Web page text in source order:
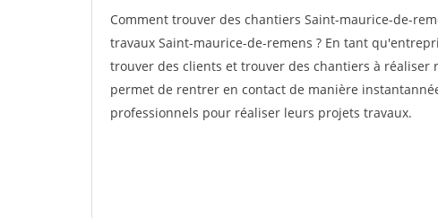
Comment trouver des chantiers Saint-maurice-de-
travaux Saint-maurice-de-remens ? En tant
trouver des clients et trouver des chantiers à
permet de rentrer en contact de manière
professionnels pour réaliser leurs projets travaux.